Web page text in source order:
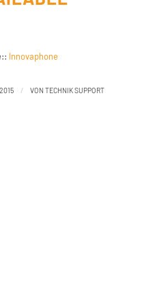
Innovaphone
/ VON TECHNIK SUPPORT